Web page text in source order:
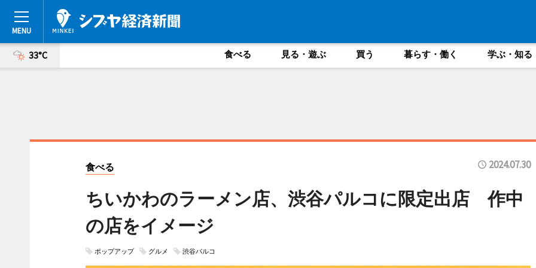
33°C 食べる 見る・遊ぶ 買う 暮らす・働く 学ぶ・知る
食べる 2024.07.30
ちいかわのラーメン店、渋谷パルコに限定出店 作中
の店をイメージ
ポップアップ グルメ 渋谷パルコ